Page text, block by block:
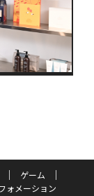
ゲーム
ォメーション